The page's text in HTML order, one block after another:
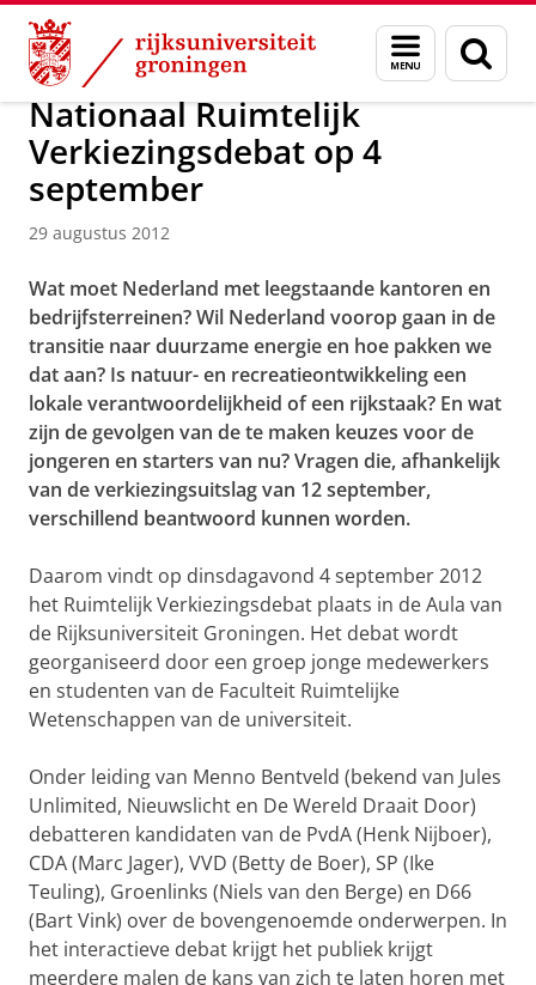
Skip
Content
Skip
Navigation
Menu
en
zoeken
Over ons Actueel Nieuws Nieuwsberichten
Nationaal Ruimtelijk
Verkiezingsdebat op 4
september
29 augustus 2012
Wat moet Nederland met leegstaande kantoren en
bedrijfsterreinen? Wil Nederland voorop gaan in de
transitie naar duurzame energie en hoe pakken we
dat aan? Is natuur- en recreatieontwikkeling een
lokale verantwoordelijkheid of een rijkstaak? En wat
zijn de gevolgen van de te maken keuzes voor de
jongeren en starters van nu? Vragen die, afhankelijk
van de verkiezingsuitslag van 12 september,
verschillend beantwoord kunnen worden.
Daarom vindt op dinsdagavond 4 september 2012
het Ruimtelijk Verkiezingsdebat plaats in de Aula van
de Rijksuniversiteit Groningen. Het debat wordt
georganiseerd door een groep jonge medewerkers
en studenten van de Faculteit Ruimtelijke
Wetenschappen van de universiteit.
Onder leiding van Menno Bentveld (bekend van Jules
Unlimited, Nieuwslicht en De Wereld Draait Door)
debatteren kandidaten van de PvdA (Henk Nijboer),
CDA (Marc Jager), VVD (Betty de Boer), SP (Ike
Teuling), Groenlinks (Niels van den Berge) en D66
(Bart Vink) over de bovengenoemde onderwerpen. In
het interactieve debat krijgt het publiek krijgt
meerdere malen de kans van zich te laten horen met